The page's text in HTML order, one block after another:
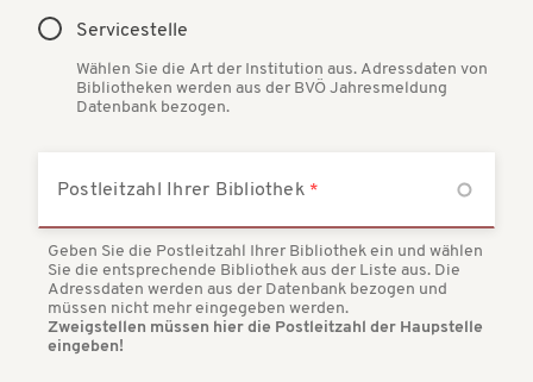
Servicestelle
Wählen Sie die Art der Institution aus. Adressdaten von
Bibliotheken werden aus der BVÖ Jahresmeldung
Datenbank bezogen.
Postleitzahl Ihrer Bibliothek
Geben Sie die Postleitzahl Ihrer Bibliothek ein und wählen
Sie die entsprechende Bibliothek aus der Liste aus. Die
Adressdaten werden aus der Datenbank bezogen und
müssen nicht mehr eingegeben werden.
Zweigstellen müssen hier die Postleitzahl der Haupstelle
eingeben!